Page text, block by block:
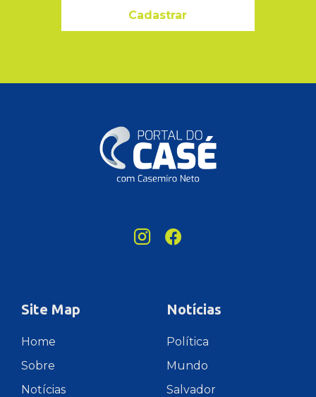
Cadastrar
Site Map
Home
Sobre
Notícias
Notícias
Política
Mundo
Salvador